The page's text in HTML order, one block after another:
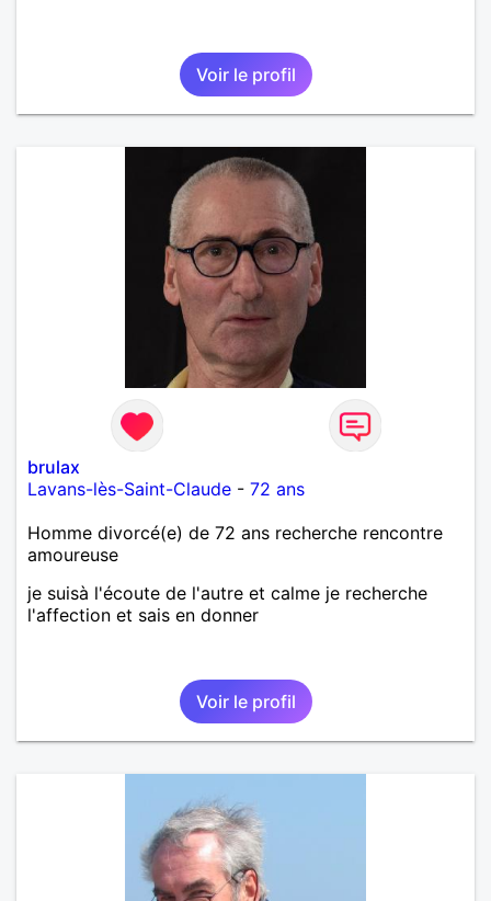
Voir le profil
brulax
Lavans-lès-Saint-Claude - 72 ans
Homme divorcé(e) de 72 ans recherche rencontre
amoureuse
je suisà l'écoute de l'autre et calme je recherche
l'affection et sais en donner
Voir le profil